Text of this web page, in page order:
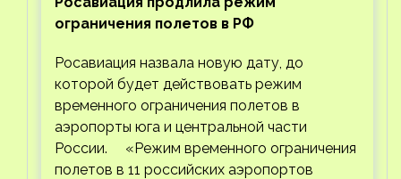
ограничения полетов в РФ
Росавиация назвала новую дату, до
которой будет действовать режим
временного ограничения полетов в
аэропорты юга и центральной части
России. «Режим временного ограничения
полетов в 11 российских аэропортов